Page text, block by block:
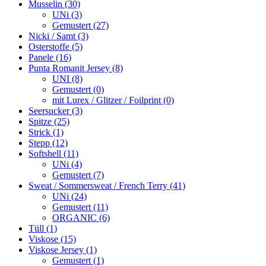
Musselin (30)
UNi (3)
Gemustert (27)
Nicki / Samt (3)
Osterstoffe (5)
Panele (16)
Punta Romanit Jersey (8)
UNI (8)
Gemustert (0)
mit Lurex / Glitzer / Foilprint (0)
Seersucker (3)
Spitze (25)
Strick (1)
Stepp (12)
Softshell (11)
UNi (4)
Gemustert (7)
Sweat / Sommersweat / French Terry (41)
UNi (24)
Gemustert (11)
ORGANIC (6)
Tüll (1)
Viskose (15)
Viskose Jersey (1)
Gemustert (1)